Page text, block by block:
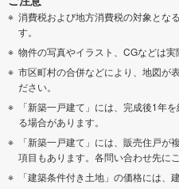
消費税および地方消費税の対象とな
す。
物件の写真やイラスト、CGなどは実
市区町村の合併などにより、地図が
ださい。
「新築一戸建て」には、完成後1年
る場合があります。
「新築一戸建て」には、販売住戸
項目もあります。各問い合わせ先に
「建築条件付き土地」の価格には、